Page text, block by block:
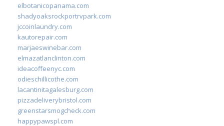
elbotanicopanama.com
shadyoaksrockportrvpark.com
jccoinlaundry.com
kautorepair.com
marjaeswinebar.com
elmazatlanclinton.com
ideacoffeenyc.com
odieschillicothe.com
lacantinitagalesburg.com
pizzadeliverybristol.com
greenstarsmogcheck.com
happypawspl.com